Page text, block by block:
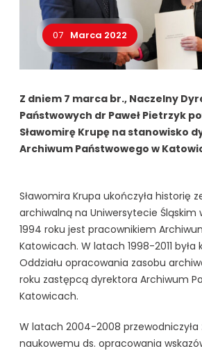
07 Marca 2022
Z dniem 7 marca br., Naczelny
Państwowych dr Paweł Pietrzyk
Sławomirę Krupę na stanowisko
Archiwum Państwowego w
Sławomira Krupa ukończyła historię
archiwalną na Uniwersytecie Śląskim
1994 roku jest pracownikiem
Katowicach. W latach 1998-2011 była
Oddziału opracowania zasobu
roku zastępcą dyrektora Archiwum
Katowicach.
W latach 2004-2008 przewodniczyła
naukowemu ds. opracowania